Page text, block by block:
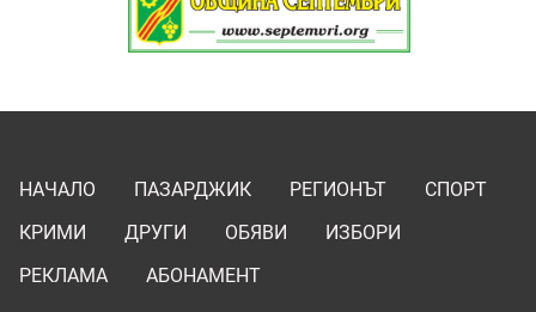
НАЧАЛО ПАЗАРДЖИК РЕГИОНЪТ
СПОРТ
КРИМИ
ДРУГИ ОБЯВИ
ИЗБОРИ
РЕКЛАМА
АБОНАМЕНТ